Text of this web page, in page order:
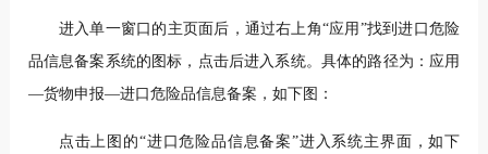
进入单一窗口的主页面后，通过右上角“应用”找到进口危险
品信息备案系统的图标，点击后进入系统。具体的路径为：应用
—货物申报—进口危险品信息备案，如下图：
点击上图的“进口危险品信息备案”进入系统主界面，如下